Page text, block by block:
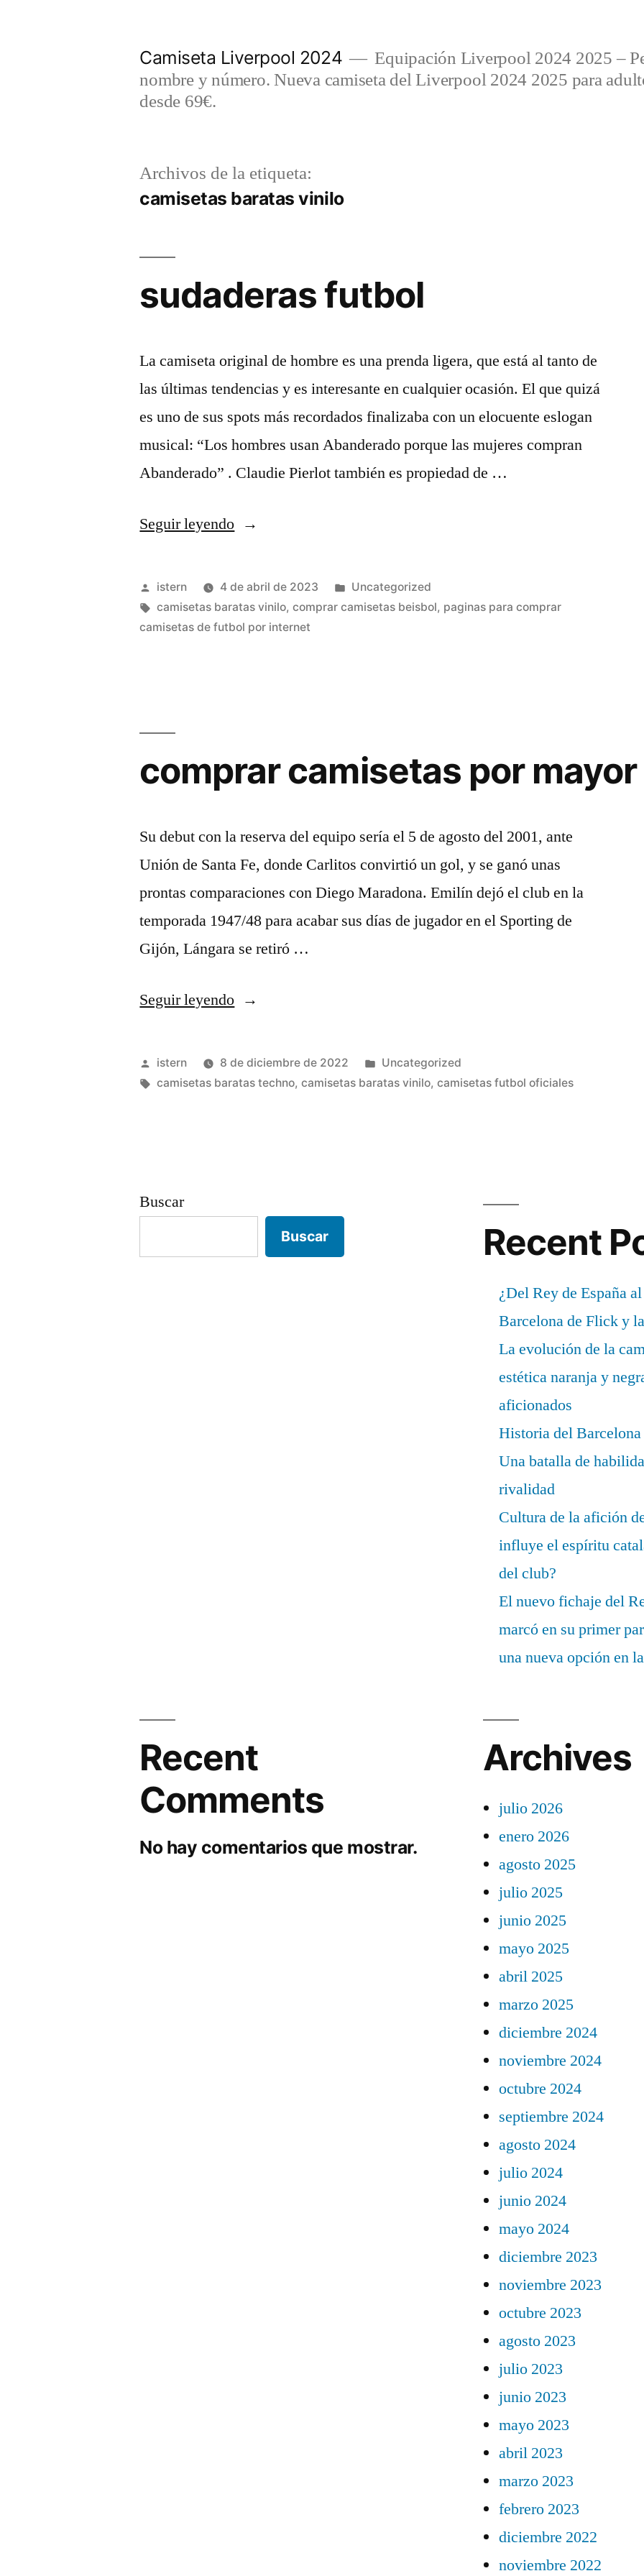
Camiseta Liverpool 2024
Equipación Liverpool 2024 2025 –
nombre y número. Nueva camiseta del Liverpool 2024 2025 para
desde 69€.
Archivos de la etiqueta:
camisetas baratas vinilo
sudaderas futbol
La camiseta original de hombre es una prenda ligera, que está al tanto de
las últimas tendencias y es interesante en cualquier ocasión. El que quizá
es uno de sus spots más recordados finalizaba con un elocuente eslogan
musical: “Los hombres usan Abanderado porque las mujeres compran
Abanderado” . Claudie Pierlot también es propiedad de …
Seguir leyendo«sudaderas
Publicado
por
istern 4 de abril de 2023
Publicado
en
Uncategorized
Etiquetas:
camisetas baratas vinilo,comprar camisetas beisbol, paginas para comprar
camisetas de futbol por internet
comprar camisetas por mayor
Su debut con la reserva del equipo sería el 5 de agosto del 2001, ante
Unión de Santa Fe, donde Carlitos convirtió un gol, y se ganó unas
prontas comparaciones con Diego Maradona. Emilín dejó el club en la
temporada 1947/48 para acabar sus días de jugador en el Sporting de
Gijón, Lángara se retiró …
Seguir leyendo«comprar
por
mayor»
Publicado
por
istern 8 de diciembre de 2022
Publicado
en
Uncategorized
Etiquetas:
camisetas baratas techno,camisetas baratas vinilo,camisetas futbol oficiales
Buscar
Buscar Recent
¿Del Rey de España
Barcelona de Flick y
La evolución de la
estética naranja y
aficionados
Historia del
Una batalla de
rivalidad
Cultura de la afición
influye el espíritu
del club?
El nuevo fichaje del
marcó en su primer
una nueva opción en
Recent
Comments
No hay comentarios que mostrar.
Archives
julio 2026
enero 2026
agosto 2025
julio 2025
junio 2025
mayo 2025
abril 2025
marzo 2025
diciembre 2024
noviembre 2024
octubre 2024
septiembre 2024
agosto 2024
julio 2024
junio 2024
mayo 2024
diciembre 2023
noviembre 2023
octubre 2023
agosto 2023
julio 2023
junio 2023
mayo 2023
abril 2023
marzo 2023
febrero 2023
diciembre 2022
noviembre 2022